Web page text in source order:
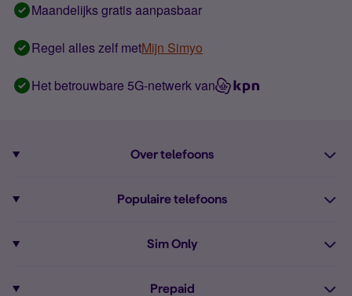
Maandelijks gratis aanpasbaar
Regel alles zelf metMijn Simyo
Het betrouwbare 5G-netwerk van
Over telefoons
Alle telefoons
Populaire telefoons
Sim Only
Prepaid